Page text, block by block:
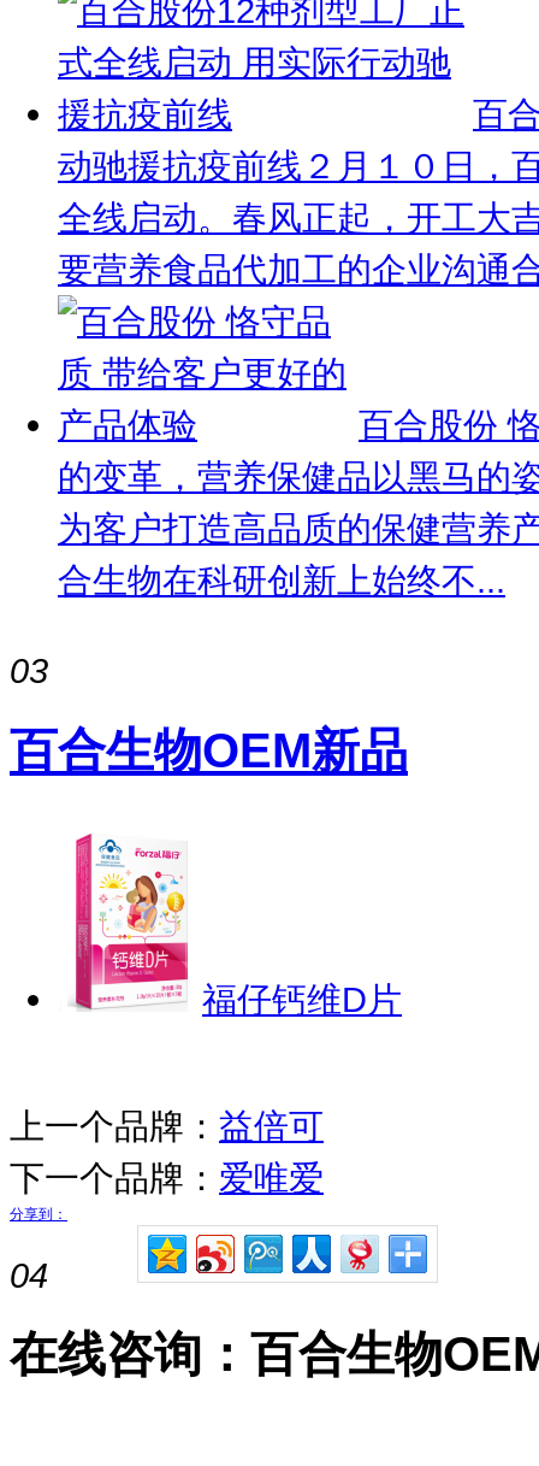
百
动驰援抗疫前线 ２月１０日，
全线启动。春风正起，开工大
要营养食品代加工的企业沟通
百合股份
的变革，营养保健品以黑马的
为客户打造高品质的保健营养
合生物在科研创新上始终不...
03
百合生物OEM新品
福仔钙维D片
上一个品牌： 益倍可
下一个品牌： 爱唯爱
分享到：
04
在线咨询：百合生物